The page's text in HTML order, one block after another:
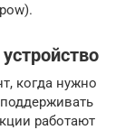
когда нужно
работают